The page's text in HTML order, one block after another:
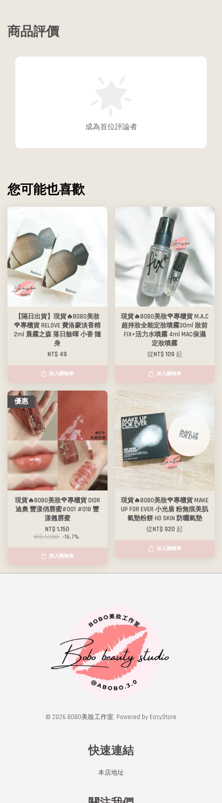
商品評價
成為首位評論者
您可能也喜歡
【隔日出貨】現貨🔥BOBO美妝
🌹專櫃貨 RELOVE 費洛蒙淡香精
2ml 晨霧之森 落日餘暉 小香 隨
身
NT$ 49
加入購物車
現貨🔥BOBO美妝🌹專櫃貨 M.A.C
超持妝全能定妝噴霧30ml 妝前
FIX+活力水噴霧 4ml MAC保濕
定妝噴霧
從NT$ 109 起
加入購物車
優惠
現貨🔥BOBO美妝🌹專櫃貨 DIOR
迪奧 豐漾俏唇蜜#001 #018 豐
漾翹唇蜜
NT$ 1,150
NT$ 1,380 -16.7%
加入購物車
現貨🔥BOBO美妝🌹專櫃貨 MAKE
UP FOR EVER 小光盾 粉無痕美肌
氣墊粉餅 HD SKIN 防曬氣墊
從NT$ 920 起
加入購物車
© 2026 BOBO美妝工作室. Powered by EasyStore
快速連結
本店地址